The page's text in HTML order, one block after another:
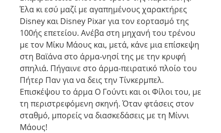
Έλα κι εσύ μαζί με αγαπημένους χαρακτήρες
Disney και Disney Pixar για τον εορτασμό της
100ής επετείου. Ανέβα στη μηχανή του τρένου
με τον Μίκυ Μάους και, μετά, κάνε μια επίσκεψη
στη Βαϊάνα στο άρμα-νησί της με την κρυφή
σπηλιά. Πήγαινε στο άρμα-πειρατικό πλοίο του
Πήτερ Παν για να δεις την Τίνκερμπελ.
Επισκέψου το άρμα Ο Γούντι και οι Φίλοι του, με
τη περιστρεφόμενη σκηνή. Όταν φτάσεις στον
σταθμό, μπορείς να διασκεδάσεις με τη Μίννι
Μάους!